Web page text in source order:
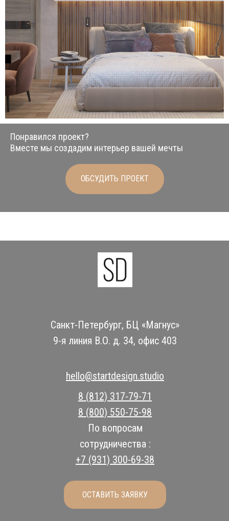
Понравился проект?
Вместе мы создадим интерьер вашей мечты
ОБСУДИТЬ ПРОЕКТ
Санкт-Петербург, БЦ «Магнус»
9-я линия В.О. д. 34, офис 403
8 (812) 317-79-71
8 (800) 550-75-98
По вопросам
сотрудничества :
+7 (931) 300-69-38
hello@startdesign.studio
ОСТАВИТЬ ЗАЯВКУ